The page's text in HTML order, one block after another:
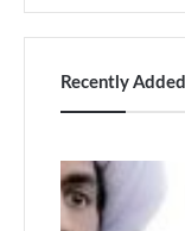
Recently Added